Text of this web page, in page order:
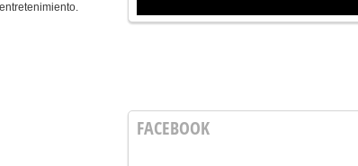
FACEBOOK